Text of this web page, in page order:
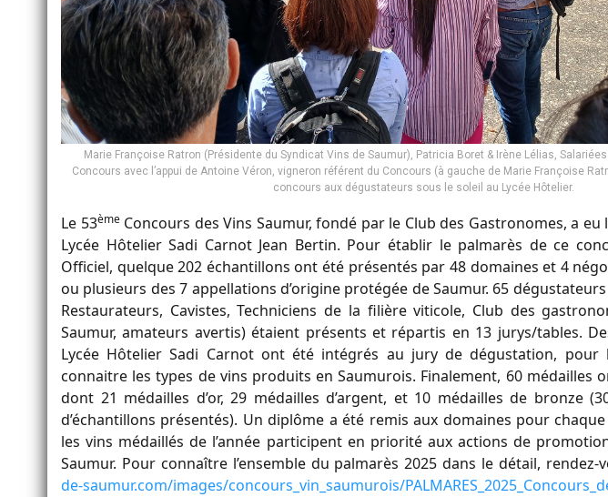
Marie Françoise Ratron (Présidente du Syndicat Vins de Saumur), Patricia Boret & Irène Lélias,
Concours avec l’appui de Antoine Véron, vigneron référent du Concours (à gauche de Marie Françoise
concours aux dégustateurs sous le soleil au Lycée Hôtelier.
Le 53èmeConcours des Vins Saumur, fondé par le Club des Gastronomes, a eu
Lycée Hôtelier Sadi Carnot Jean Bertin. Pour établir le palmarès de ce
Officiel, quelque 202 échantillons ont été présentés par 48 domaines et 4
ou plusieurs des 7 appellations d’origine protégée de Saumur. 65
Restaurateurs, Cavistes, Techniciens de la filière viticole, Club des
Saumur, amateurs avertis) étaient présents et répartis en 13 jurys/tables.
Lycée Hôtelier Sadi Carnot ont été intégrés au jury de dégustation,
connaitre les types de vins produits en Saumurois. Finalement, 60 médailles
dont 21 médailles d’or, 29 médailles d’argent, et 10 médailles de bronze
d’échantillons présentés). Un diplôme a été remis aux domaines pour
les vins médaillés de l’année participent en priorité aux actions de
Saumur. Pour connaître l’ensemble du palmarès 2025 dans le détail, rendez-
de-saumur.com/images/concours_vin_saumurois/